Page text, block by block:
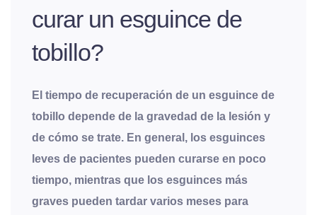
curar un esguince de
tobillo?
El tiempo de recuperación de un esguince de
tobillo depende de la gravedad de la lesión y
de cómo se trate. En general, los esguinces
leves de pacientes pueden curarse en poco
tiempo, mientras que los esguinces más
graves pueden tardar varios meses para